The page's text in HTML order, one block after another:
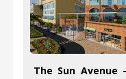
The Sun Avenue